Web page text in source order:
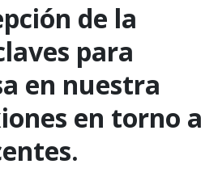
de la
para
en nuestra
en torno a